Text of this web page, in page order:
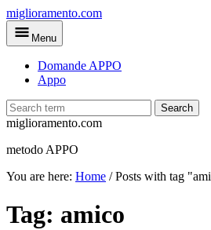
Skip
to
main
miglioramento.com
Menu
Domande APPO
Appo
Search
miglioramento.com
metodo APPO
You are here: Home /Posts with tag
Tag: amico